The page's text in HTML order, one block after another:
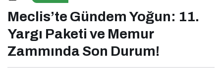
Meclis’te Gündem Yoğun: 11.
Yargı Paketi ve Memur
Zammında Son Durum!